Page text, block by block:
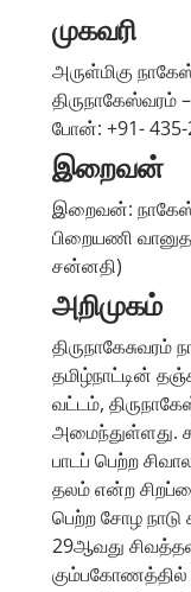
முகவரி
அருள்மிகு
திருநாகேஸ்வரம்
போன்: +91- 435-
இறைவன்
இறைவன்:
பிறையணி
சன்னதி)
அறிமுகம்
திருநாகேசுவரம்
தமிழ்நாட்டின்
வட்டம்,
அமைந்துள்ளது.
பாடப் பெற்ற
தலம் என்ற
பெற்ற சோழ
29ஆவது
கும்பகோணத்தில்